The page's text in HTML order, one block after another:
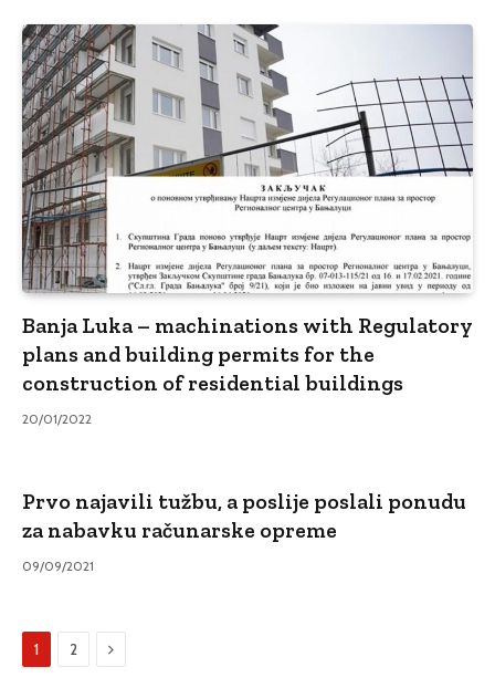
Banja Luka – machinations with Regulatory
plans and building permits for the
construction of residential buildings
20/01/2022
Prvo najavili tužbu, a poslije poslali ponudu
za nabavku računarske opreme
09/09/2021
1 2 Sljedeći